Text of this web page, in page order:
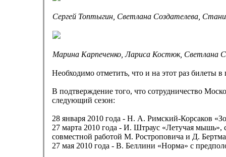
Сергей Топтыгин, Светлана Создателева,
Марина Карпеченко, Лариса Костюк, Светлана
Необходимо отметить, что и на этот раз билеты
В подтверждение того, что сотрудничество
следующий сезон:
28 января 2010 года - Н. А. Римский-Корсаков
27 марта 2010 года - И. Штраус «Летучая
совместной работой М. Ростроповича и Д.
27 мая 2010 года - В. Беллини «Норма» с